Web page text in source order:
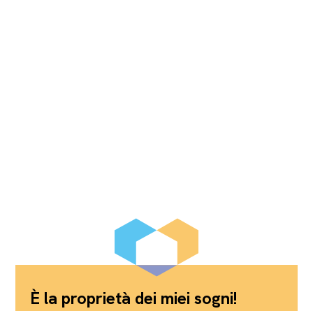
È la proprietà dei miei sogni!